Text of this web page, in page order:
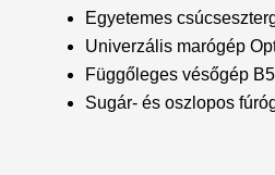
Egyetemes
Univerzális marógép
Függőleges vésőgép
Sugár- és oszlopos